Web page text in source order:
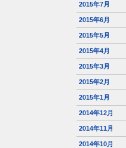
2015年7月
2015年6月
2015年5月
2015年4月
2015年3月
2015年2月
2015年1月
2014年12月
2014年11月
2014年10月